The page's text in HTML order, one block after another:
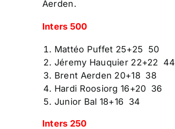
Aerden.
Inters 500
Mattéo Puffet 25+25 50
Jéremy Hauquier 22+22 44
Brent Aerden 20+18 38
Hardi Roosiorg 16+20 36
Junior Bal 18+16 34
Inters 250